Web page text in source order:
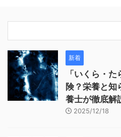
新着
「いくら・
険？栄養と知
養士が徹底解
2025/12/18